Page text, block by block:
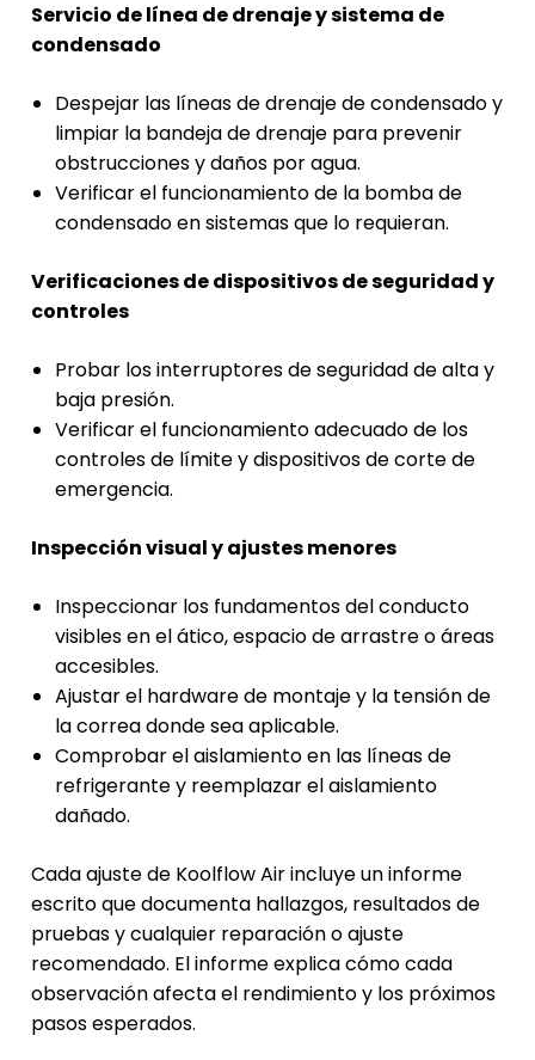
Servicio de línea de drenaje y sistema de
condensado
Despejar las líneas de drenaje de condensado y
limpiar la bandeja de drenaje para prevenir
obstrucciones y daños por agua.
Verificar el funcionamiento de la bomba de
condensado en sistemas que lo requieran.
Verificaciones de dispositivos de seguridad y
controles
Probar los interruptores de seguridad de alta y
baja presión.
Verificar el funcionamiento adecuado de los
controles de límite y dispositivos de corte de
emergencia.
Inspección visual y ajustes menores
Inspeccionar los fundamentos del conducto
visibles en el ático, espacio de arrastre o áreas
accesibles.
Ajustar el hardware de montaje y la tensión de
la correa donde sea aplicable.
Comprobar el aislamiento en las líneas de
refrigerante y reemplazar el aislamiento
dañado.
Cada ajuste de Koolflow Air incluye un informe
escrito que documenta hallazgos, resultados de
pruebas y cualquier reparación o ajuste
recomendado. El informe explica cómo cada
observación afecta el rendimiento y los próximos
pasos esperados.